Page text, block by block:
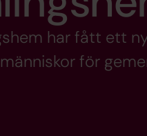
har fått ett
för